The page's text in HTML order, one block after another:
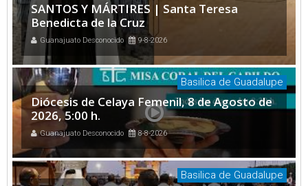
SANTOS Y MÁRTIRES | Santa Teresa
Benedicta de la Cruz
Guanajuato Desconocido 9-8-2026
Basilica de Guadalupe
Diócesis de Celaya Femenil, 8 de Agosto de
2026, 5:00 h.
Guanajuato Desconocido 8-8-2026
Basilica de Guadalupe